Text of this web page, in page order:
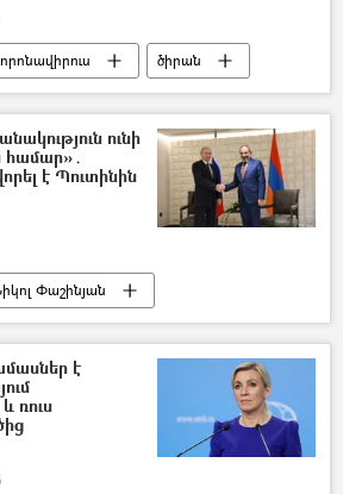
ծիրան
ունի
է Պուտինին
Փաշինյան
շնորհավորանք
է
ռուս